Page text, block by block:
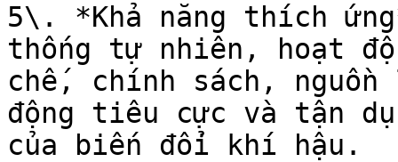
5\. *Khả năng thích
thống tự nhiên, hoạt
chế, chính sách, nguồn
động tiêu cực và tận
của biến đổi khí hậu.